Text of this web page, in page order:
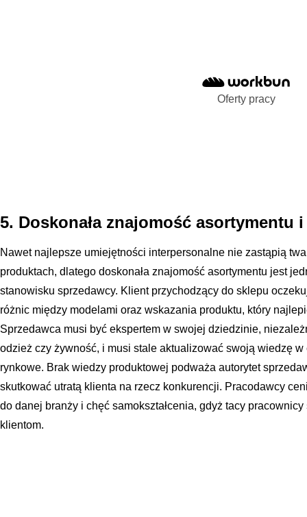
Oferty pracy
5. Doskonała znajomość asortymentu
Nawet najlepsze umiejętności interpersonalne nie zastąpią
produktach, dlatego doskonała znajomość asortymentu jest
stanowisku sprzedawcy. Klient przychodzący do sklepu
różnic między modelami oraz wskazania produktu, który
Sprzedawca musi być ekspertem w swojej dziedzinie,
odzież czy żywność, i musi stale aktualizować swoją wiedzę
rynkowe. Brak wiedzy produktowej podważa autorytet
skutkować utratą klienta na rzecz konkurencji. Pracodawcy
do danej branży i chęć samokształcenia, gdyż tacy
klientom.